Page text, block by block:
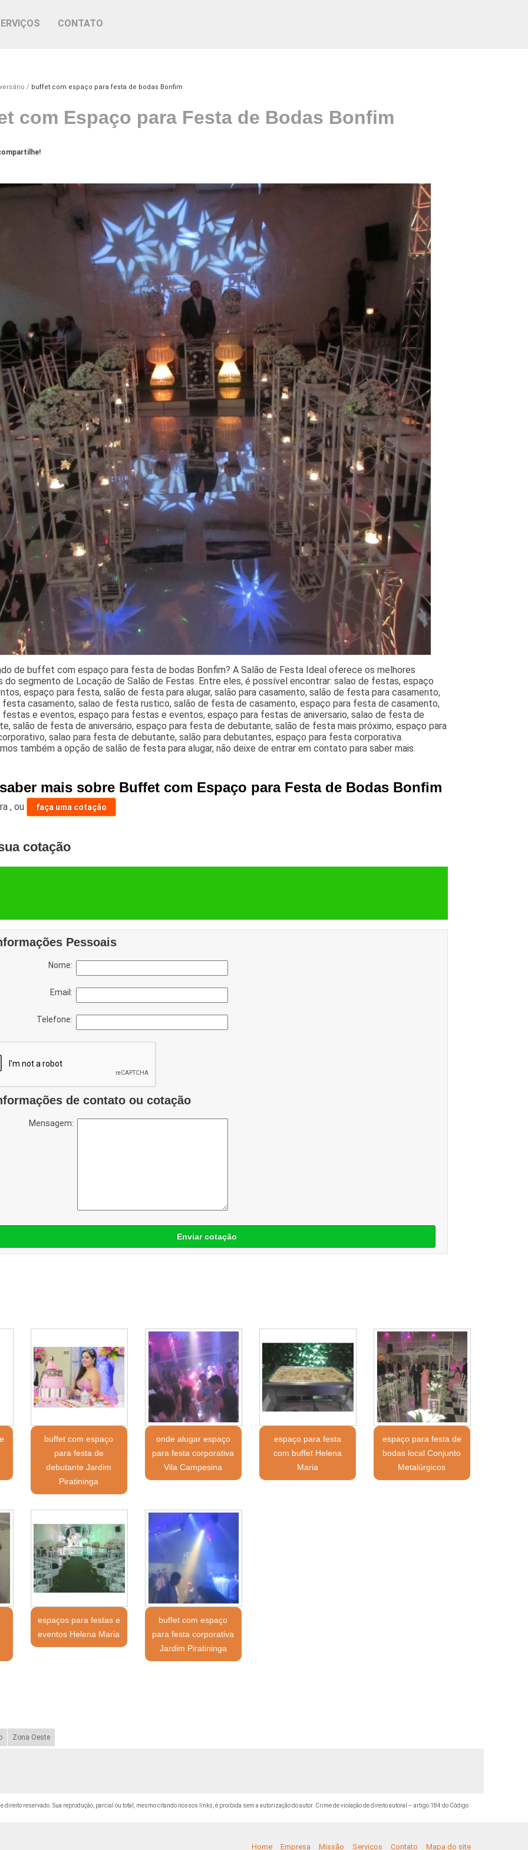
CONTATO
buffet com espaço para festa de bodas Bonfim
com Espaço para Festa de Bodas Bonfim
de buffet com espaço para festa de bodas Bonfim? A Salão de Festa Ideal oferece os melhores
do segmento de Locação de Salão de Festas. Entre eles, é possível encontrar: salao de festas, espaço
espaço para festa, salão de festa para alugar, salão para casamento, salão de festa para casamento,
festa casamento, salao de festa rustico, salão de festa de casamento, espaço para festa de casamento,
festas e eventos, espaço para festas e eventos, espaço para festas de aniversario, salao de festa de
salão de festa de aniversário, espaço para festa de debutante, salão de festa mais próximo, espaço para
salao para festa de debutante, salão para debutantes, espaço para festa corporativa.
também a opção de salão de festa para alugar, não deixe de entrar em contato para saber mais.
mais sobre Buffet com Espaço para Festa de Bodas Bonfim
,ou faça uma cotação
cotação
Pessoais
Nome:
Email:
Telefone:
de contato ou cotação
Mensagem:
Enviar cotação
buffet com espaço
para festa de
debutante Jardim
Piratininga
onde alugar espaço
para festa corporativa
Vila Campesina
espaço para festa
com buffet Helena
Maria
espaço para festa de
bodas local Conjunto
Metalúrgicos
espaços para festas e
eventos Helena Maria
buffet com espaço
para festa corporativa
Jardim Piratininga
Zona Oeste
direito reservado. Sua reprodução, parcial ou total, mesmo citando nossos links, é proibida sem a autorização do autor. Crime de violação de direito autoral – artigo 184 do Código
Home Empresa Missão Serviços Contato Mapa do site